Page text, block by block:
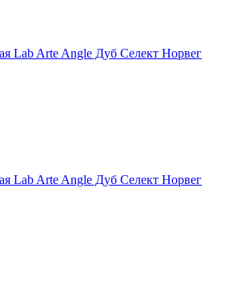
Lab Arte Angle Дуб Селект Норвег
Lab Arte Angle Дуб Селект Норвег